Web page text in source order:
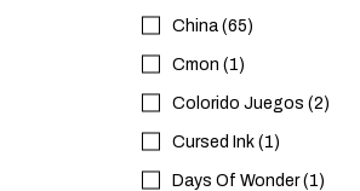
China (65)
Cmon (1)
Colorido Juegos (2)
Cursed Ink (1)
Days Of Wonder (1)